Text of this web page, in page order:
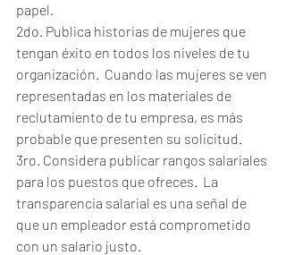
papel.
2do. Publica historias de mujeres que
tengan éxito en todos los niveles de tu
organización.  Cuando las mujeres se ven
representadas en los materiales de
reclutamiento de tu empresa, es más
probable que presenten su solicitud.
3ro. Considera publicar rangos salariales
para los puestos que ofreces.  La
transparencia salarial es una señal de
que un empleador está comprometido
con un salario justo.